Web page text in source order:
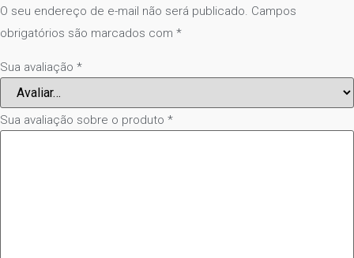
O seu endereço de e-mail não será publicado. Campos
obrigatórios são marcados com *
Sua avaliação *
Sua avaliação sobre o produto *